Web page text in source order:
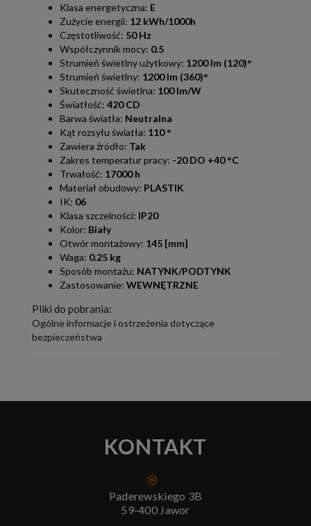
Klasa energetyczna: E
Zużycie energii: 12 kWh/1000h
Częstotliwość: 50 Hz
Współczynnik mocy: 0.5
Strumień świetlny użytkowy: 1200 lm (120)°
Strumień świetlny: 1200 lm (360)°
Skuteczność świetlna: 100 lm/W
Światłość: 420 CD
Barwa światła: Neutralna
Kąt rozsyłu światła: 110 °
Zawiera źródło: Tak
Zakres temperatur pracy: -20 DO +40 °C
Trwałość: 17000 h
Materiał obudowy: PLASTIK
IK: 06
Klasa szczelności: IP20
Kolor: Biały
Otwór montażowy: 145 [mm]
Waga: 0.25 kg
Sposób montażu: NATYNK/PODTYNK
Zastosowanie: WEWNĘTRZNE
Pliki do pobrania:
Ogólne informacje i ostrzeżenia dotyczące
bezpieczeństwa
KONTAKT
Paderewskiego 3B
59-400 Jawor